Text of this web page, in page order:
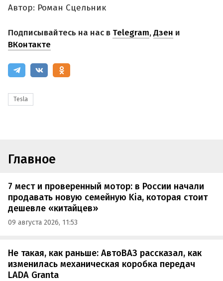
Автор: Роман Сцельник
Подписывайтесь на нас в Telegram,Дзен и
ВКонтакте
Tesla
Главное
7 мест и проверенный мотор: в России начали
продавать новую семейную Kia, которая стоит
дешевле «китайцев»
09 августа 2026, 11:53
Не такая, как раньше: АвтоВАЗ рассказал, как
изменилась механическая коробка передач
LADA Granta